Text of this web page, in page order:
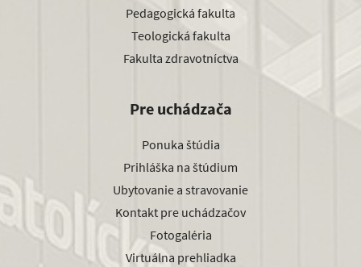
Pedagogická fakulta
Teologická fakulta
Fakulta zdravotníctva
Pre uchádzača
Ponuka štúdia
Prihláška na štúdium
Ubytovanie a stravovanie
Kontakt pre uchádzačov
Fotogaléria
Virtuálna prehliadka